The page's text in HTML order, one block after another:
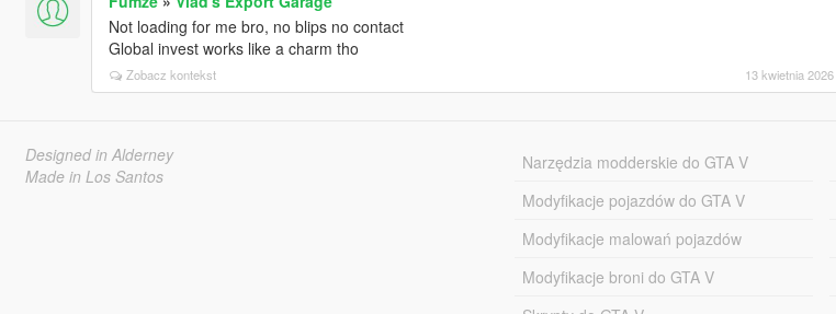
Not loading for me bro, no blips no contact
Global invest works like a charm tho
Zobacz kontekst 13 kwietnia 2026
Designed in Alderney
Made in Los Santos
Narzędzia modderskie do GTA V
Modyfikacje pojazdów do GTA V
Modyfikacje malowań pojazdów
Modyfikacje broni do GTA V